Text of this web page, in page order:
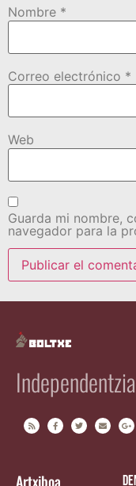
Nombre *
Correo electrónico *
Web
Guarda mi nombre,
navegador para la
Artxiboa